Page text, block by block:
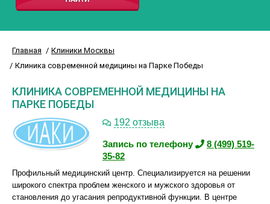
Главная
Клиники Москвы
Клиника современной медицины на Парке Победы
КЛИНИКА СОВРЕМЕННОЙ МЕДИЦИНЫ НА
ПАРКЕ ПОБЕДЫ
192 отзыва
Запись по телефону
8 (499) 519-
35-82
Профильный медицинский центр. Специализируется на решении
широкого спектра проблем женского и мужского здоровья от
становления до угасания репродуктивной функции. В центре